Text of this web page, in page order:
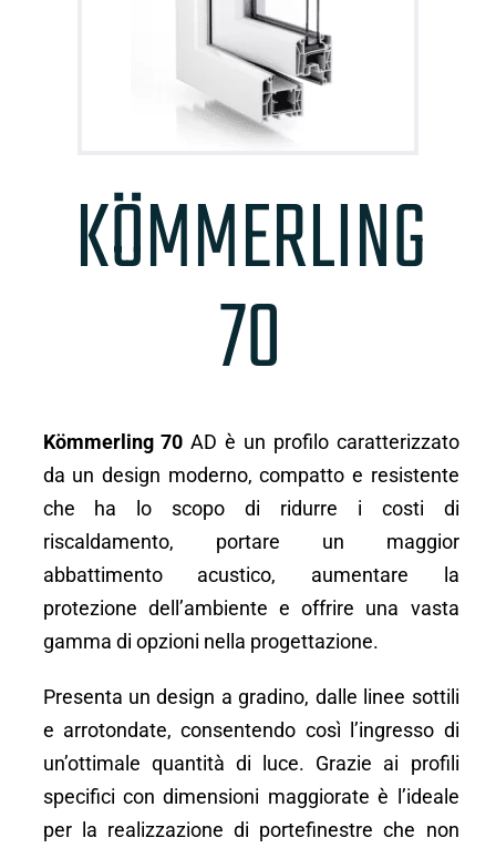
KÖMMERLING
70
Kömmerling 70 AD è un profilo caratterizzato
da un design moderno, compatto e resistente
che ha lo scopo di ridurre i costi di
riscaldamento, portare un maggior
abbattimento acustico, aumentare la
protezione dell’ambiente e offrire una vasta
gamma di opzioni nella progettazione.
Presenta un design a gradino, dalle linee sottili
e arrotondate, consentendo così l’ingresso di
un’ottimale quantità di luce. Grazie ai profili
specifici con dimensioni maggiorate è l’ideale
per la realizzazione di portefinestre che non